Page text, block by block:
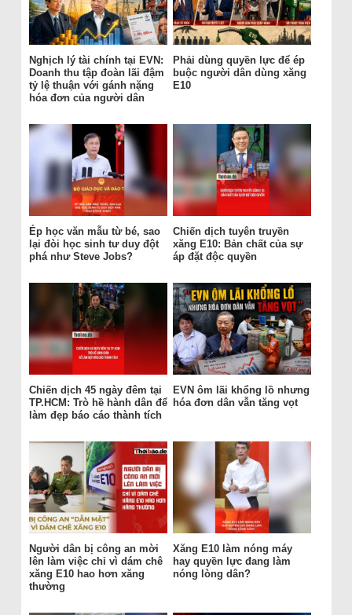
Nghịch lý tài chính tại EVN:
Doanh thu tập đoàn lãi đậm
tỷ lệ thuận với gánh nặng
hóa đơn của người dân
Phải dùng quyền lực để ép
buộc người dân dùng xăng
E10
Ép học văn mẫu từ bé, sao
lại đòi học sinh tư duy đột
phá như Steve Jobs?
Chiến dịch tuyên truyền
xăng E10: Bản chất của sự
áp đặt độc quyền
Chiến dịch 45 ngày đêm tại
TP.HCM: Trò hề hành dân để
làm đẹp báo cáo thành tích
EVN ôm lãi khổng lồ nhưng
hóa đơn dân vẫn tăng vọt
Người dân bị công an mời
lên làm việc chỉ vì dám chê
xăng E10 hao hơn xăng
thường
Xăng E10 làm nóng máy
hay quyền lực đang làm
nóng lòng dân?